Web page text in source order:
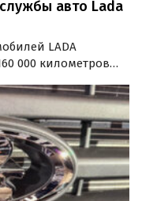
авто Lada
LADA
000 километров
дня», сославшись
Telegram-канал…